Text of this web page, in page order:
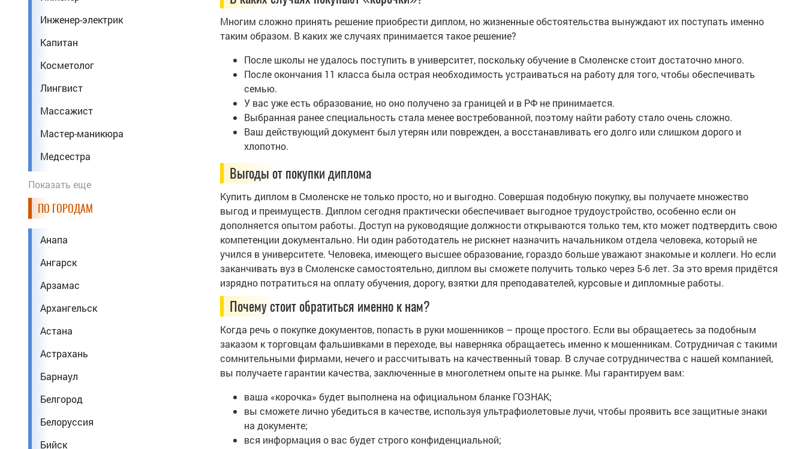
Инженер-электрик
Капитан
Косметолог
Лингвист
Массажист
Мастер-маникюра
Медсестра
Механик
Педагог
Повар
Программист
Психолог
Сантехник
Сварщик
Стоматолог
Строитель
Техник
Показать еще
ПО ГОРОДАМ
Анапа
Ангарск
Арзамас
Архангельск
Астана
Астрахань
Барнаул
Белгород
Белоруссия
Бийск
Многим сложно принять решение приобрести диплом, но жизненные обстоятельства вынуждают их поступать именно
таким образом. В каких же случаях принимается такое решение?
После школы не удалось поступить в университет, поскольку обучение в Смоленске стоит достаточно много.
После окончания 11 класса была острая необходимость устраиваться на работу для того, чтобы обеспечивать
семью.
У вас уже есть образование, но оно получено за границей и в РФ не принимается.
Выбранная ранее специальность стала менее востребованной, поэтому найти работу стало очень сложно.
Ваш действующий документ был утерян или поврежден, а восстанавливать его долго или слишком дорого и
хлопотно.
Выгоды от покупки диплома
Купить диплом в Смоленске не только просто, но и выгодно. Совершая подобную покупку, вы получаете множество
выгод и преимуществ. Диплом сегодня практически обеспечивает выгодное трудоустройство, особенно если он
дополняется опытом работы. Доступ на руководящие должности открываются только тем, кто может подтвердить свою
компетенции документально. Ни один работодатель не рискнет назначить начальником отдела человека, который не
учился в университете. Человека, имеющего высшее образование, гораздо больше уважают знакомые и коллеги. Но если
заканчивать вуз в Смоленске самостоятельно, диплом вы сможете получить только через 5-6 лет. За это время придётся
изрядно потратиться на оплату обучения, дорогу, взятки для преподавателей, курсовые и дипломные работы.
Почему стоит обратиться именно к нам?
Когда речь о покупке документов, попасть в руки мошенников – проще простого. Если вы обращаетесь за подобным
заказом к торговцам фальшивками в переходе, вы наверняка обращаетесь именно к мошенникам. Сотрудничая с такими
сомнительными фирмами, нечего и рассчитывать на качественный товар. В случае сотрудничества с нашей компанией,
вы получаете гарантии качества, заключенные в многолетнем опыте на рынке. Мы гарантируем вам:
ваша «корочка» будет выполнена на официальном бланке ГОЗНАК;
вы сможете лично убедиться в качестве, используя ультрафиолетовые лучи, чтобы проявить все защитные знаки
на документе;
вся информация о вас будет строго конфиденциальной;